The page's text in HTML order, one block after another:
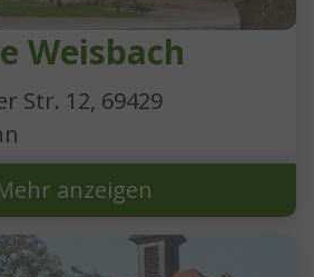
Weisbach
Str. 12, 69429
anzeigen